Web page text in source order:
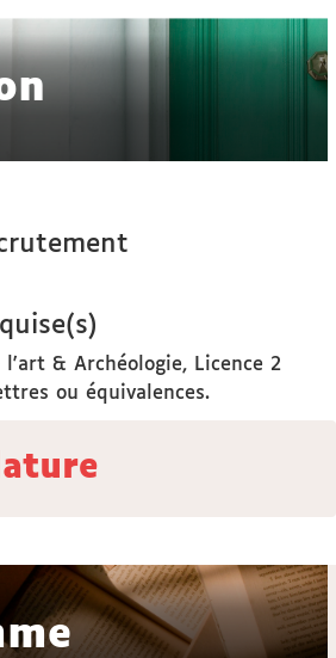
l'art & Archéologie, Licence 2
ou équivalences.